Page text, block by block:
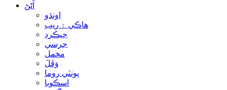
آڻڻ
اونڌو
هاڪي ۽ ريب
جيڪرڊ
جرسي
مخمل
وَفَلَ
پونٽي روما
اسڪوبا